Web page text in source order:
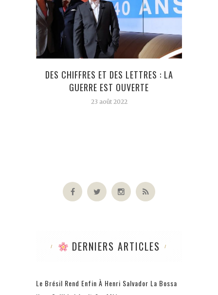
DES CHIFFRES ET DES LETTRES : LA
GUERRE EST OUVERTE
23 août 2022
DERNIERS ARTICLES
Le Brésil Rend Enfin À Henri Salvador La Bossa